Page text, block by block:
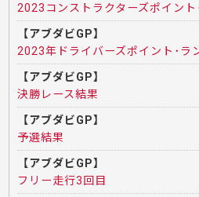
2023コンストラクターズポイン
【アブダビGP】
2023年ドライバーズポイント･ラ
【アブダビGP】
決勝レース結果
【アブダビGP】
予選結果
【アブダビGP】
フリー走行3回目